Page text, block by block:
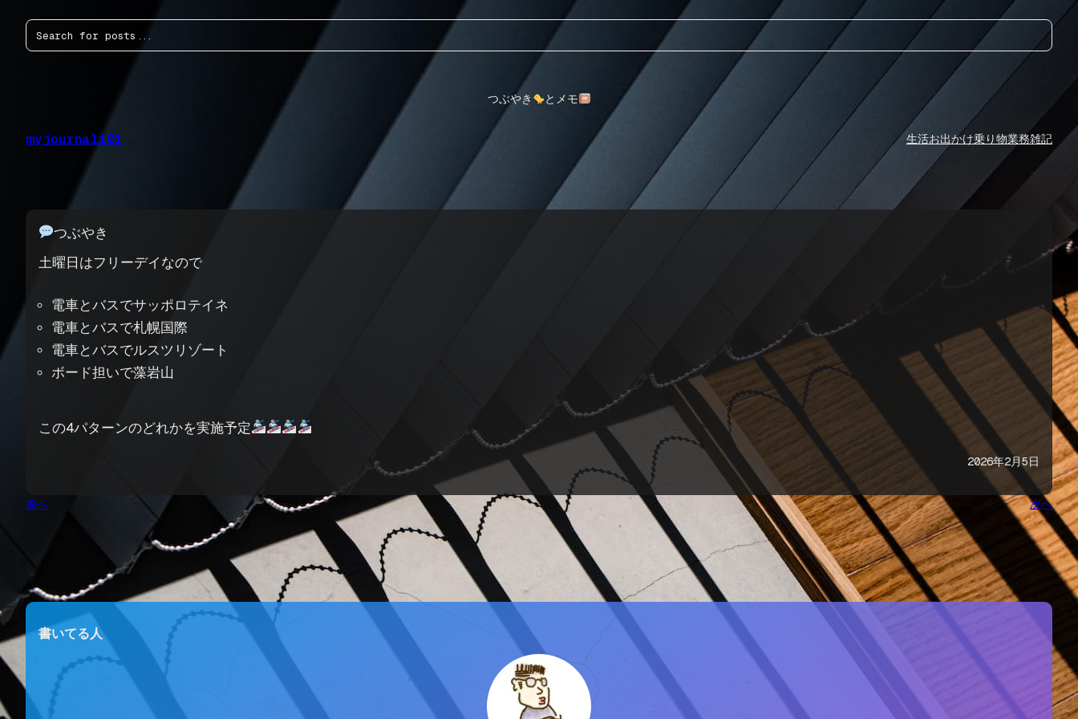
検
索
つぶやき とメモ
myjournal101 生活お出かけ乗り物業務雑記
つぶやき
土曜日はフリーデイなので
電車とバスでサッポロテイネ
電車とバスで札幌国際
電車とバスでルスツリゾート
ボード担いで藻岩山
この4パターンのどれかを実施予定
2026年2月5日
前へ 次へ
書いてる人